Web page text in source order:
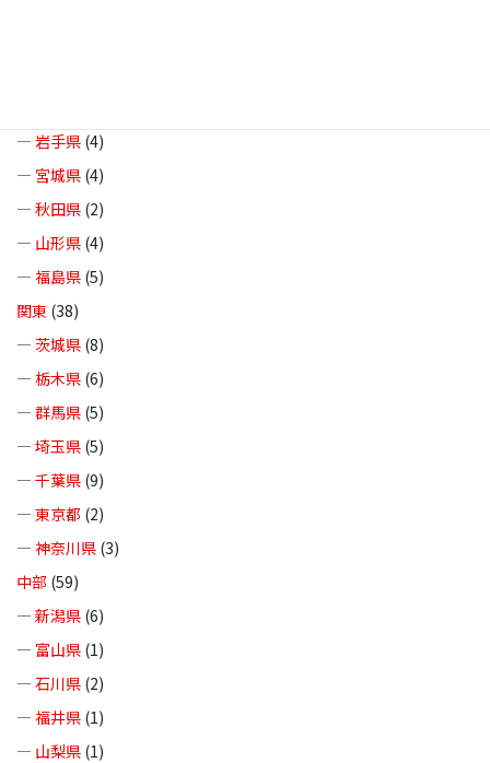
— 岩手県 (4)
— 宮城県 (4)
— 秋田県 (2)
— 山形県 (4)
— 福島県 (5)
関東 (38)
— 茨城県 (8)
— 栃木県 (6)
— 群馬県 (5)
— 埼玉県 (5)
— 千葉県 (9)
— 東京都 (2)
— 神奈川県 (3)
中部 (59)
— 新潟県 (6)
— 富山県 (1)
— 石川県 (2)
— 福井県 (1)
— 山梨県 (1)